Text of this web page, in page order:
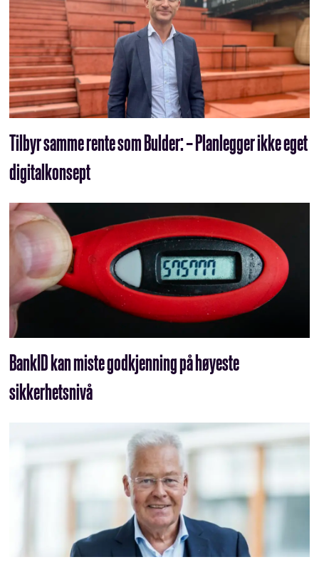
Tilbyr samme rente som Bulder: – Planlegger ikke eget
digitalkonsept
BankID kan miste godkjenning på høyeste
sikkerhetsnivå